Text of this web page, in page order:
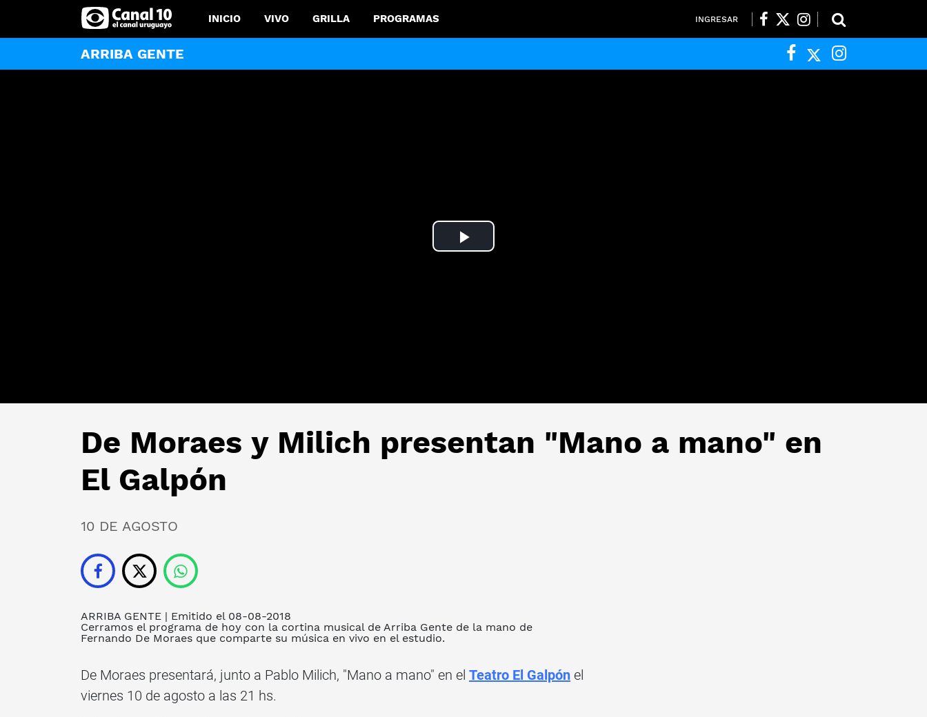
INICIO VIVO GRILLA PROGRAMAS INGRESAR
ARRIBA GENTE
Play
De Moraes y Milich presentan "Mano a mano" en
El Galpón
10 DE AGOSTO
ARRIBA GENTE | Emitido el 08-08-2018
Cerramos el programa de hoy con la cortina musical de Arriba Gente de la mano de
Fernando De Moraes que comparte su música en vivo en el estudio.
De Moraes presentará, junto a Pablo Milich, "Mano a mano" en el Teatro El Galpón el
viernes 10 de agosto a las 21 hs.